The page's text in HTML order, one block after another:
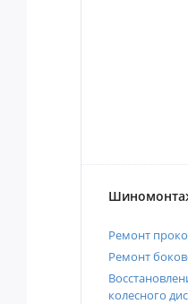
Ремонт
Ремонт
колесного